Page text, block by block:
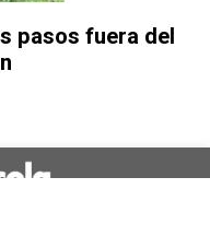
pasos fuera del